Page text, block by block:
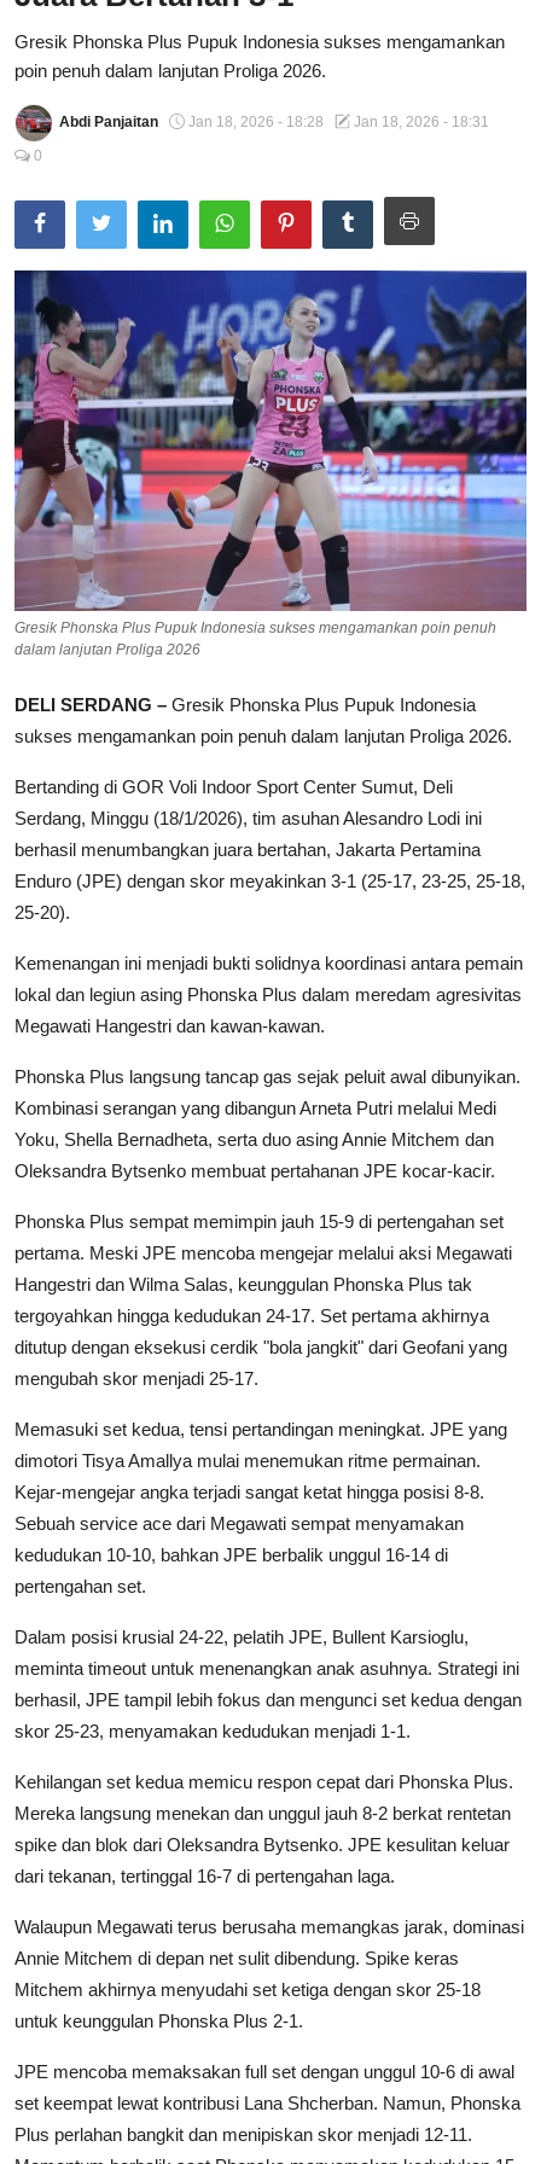
Total Sports
Pedoman Media Siber
Gresik Phonska Plus Pupuk Indonesia sukses mengamankan
poin penuh dalam lanjutan Proliga 2026.
Abdi Panjaitan Jan 18, 2026 - 18:28
Jan 18, 2026 - 18:31
0
Gresik Phonska Plus Pupuk Indonesia sukses mengamankan poin penuh
dalam lanjutan Proliga 2026
DELI SERDANG – Gresik Phonska Plus Pupuk Indonesia
sukses mengamankan poin penuh dalam lanjutan Proliga 2026.
Bertanding di GOR Voli Indoor Sport Center Sumut, Deli
Serdang, Minggu (18/1/2026), tim asuhan Alesandro Lodi ini
berhasil menumbangkan juara bertahan, Jakarta Pertamina
Enduro (JPE) dengan skor meyakinkan 3-1 (25-17, 23-25, 25-18,
25-20).
​Kemenangan ini menjadi bukti solidnya koordinasi antara pemain
lokal dan legiun asing Phonska Plus dalam meredam agresivitas
Megawati Hangestri dan kawan-kawan.
​Phonska Plus langsung tancap gas sejak peluit awal dibunyikan.
Kombinasi serangan yang dibangun Arneta Putri melalui Medi
Yoku, Shella Bernadheta, serta duo asing Annie Mitchem dan
Oleksandra Bytsenko membuat pertahanan JPE kocar-kacir.
​Phonska Plus sempat memimpin jauh 15-9 di pertengahan set
pertama. Meski JPE mencoba mengejar melalui aksi Megawati
Hangestri dan Wilma Salas, keunggulan Phonska Plus tak
tergoyahkan hingga kedudukan 24-17. Set pertama akhirnya
ditutup dengan eksekusi cerdik "bola jangkit" dari Geofani yang
mengubah skor menjadi 25-17.
​Memasuki set kedua, tensi pertandingan meningkat. JPE yang
dimotori Tisya Amallya mulai menemukan ritme permainan.
Kejar-mengejar angka terjadi sangat ketat hingga posisi 8-8.
Sebuah service ace dari Megawati sempat menyamakan
kedudukan 10-10, bahkan JPE berbalik unggul 16-14 di
pertengahan set.
​Dalam posisi krusial 24-22, pelatih JPE, Bullent Karsioglu,
meminta timeout untuk menenangkan anak asuhnya. Strategi ini
berhasil, JPE tampil lebih fokus dan mengunci set kedua dengan
skor 25-23, menyamakan kedudukan menjadi 1-1.
​Kehilangan set kedua memicu respon cepat dari Phonska Plus.
Mereka langsung menekan dan unggul jauh 8-2 berkat rentetan
spike dan blok dari Oleksandra Bytsenko. JPE kesulitan keluar
dari tekanan, tertinggal 16-7 di pertengahan laga.
​Walaupun Megawati terus berusaha memangkas jarak, dominasi
Annie Mitchem di depan net sulit dibendung. Spike keras
Mitchem akhirnya menyudahi set ketiga dengan skor 25-18
untuk keunggulan Phonska Plus 2-1.
​JPE mencoba memaksakan full set dengan unggul 10-6 di awal
set keempat lewat kontribusi Lana Shcherban. Namun, Phonska
Plus perlahan bangkit dan menipiskan skor menjadi 12-11.